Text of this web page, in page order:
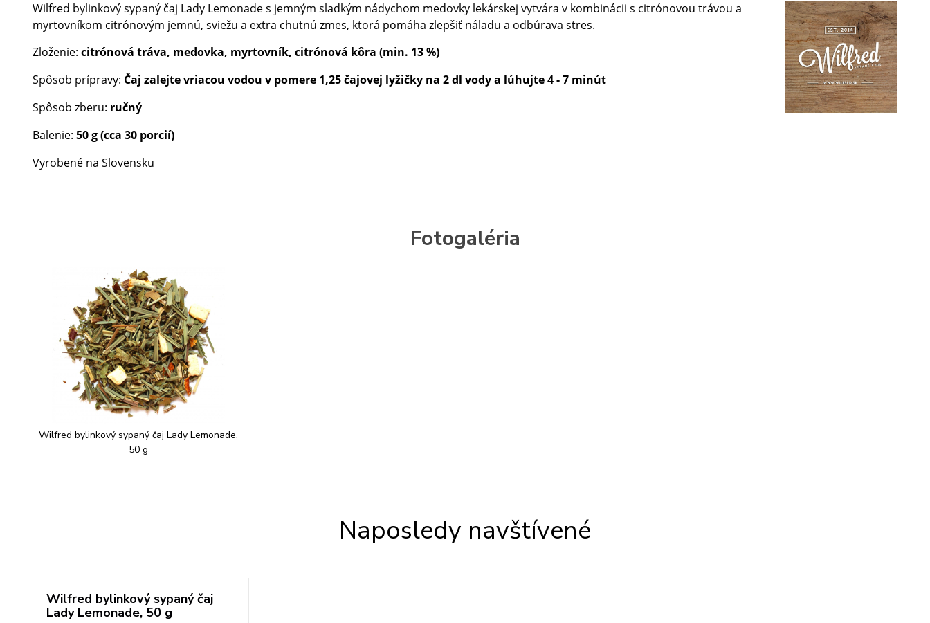
Wilfred bylinkový sypaný čaj Lady Lemonade s jemným sladkým nádychom medovky lekárskej vytvára v kombinácii s citrónovou trávou a
myrtovníkom citrónovým jemnú, sviežu a extra chutnú zmes, ktorá pomáha zlepšiť náladu a odbúrava stres.
Zloženie: citrónová tráva, medovka, myrtovník, citrónová kôra (min. 13 %)
Spôsob prípravy: Čaj zalejte vriacou vodou v pomere 1,25 čajovej lyžičky na 2 dl vody a lúhujte 4 - 7 minút
Spôsob zberu: ručný
Balenie: 50 g (cca 30 porcií)
Vyrobené na Slovensku
Fotogaléria
Wilfred bylinkový sypaný čaj Lady Lemonade,
50 g
Naposledy navštívené
Wilfred bylinkový sypaný čaj
Lady Lemonade, 50 g